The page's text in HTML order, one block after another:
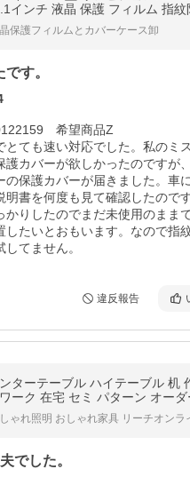
パネル対応 クリア光沢 互換品
保護フィルムとカバーケース卸
す。
　希望商品Z
とても速い対応でした。私のミ
護カバーが欲しかったのですが
の保護カバーが届きました。車
明書を何度も見て確認したので
かりしたのでまだ未使用のままで
したいとおもいます。なので指
てません。
違反報告
ターテーブル ハイテーブル 机
ーク 在宅 セミ パターン オーダ
境 1cm間隔 選べる幅 高さ90cm
ポイント利用
ゃれ照明 おしゃれ家具 リーチオンラ
でした。